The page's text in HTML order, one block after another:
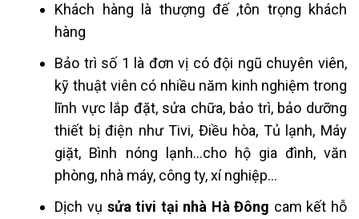
Khách hàng là thượng đế ,tôn trọng khách
hàng
Bảo trì số 1 là đơn vị có đội ngũ chuyên viên,
kỹ thuật viên có nhiều năm kinh nghiệm trong
lĩnh vực lắp đặt, sửa chữa, bảo trì, bảo dưỡng
thiết bị điện như Tivi, Điều hòa, Tủ lạnh, Máy
giặt, Bình nóng lạnh…cho hộ gia đình, văn
phòng, nhà máy, công ty, xí nghiệp…
Dịch vụ sửa tivi tại nhà Hà Đông cam kết hỗ